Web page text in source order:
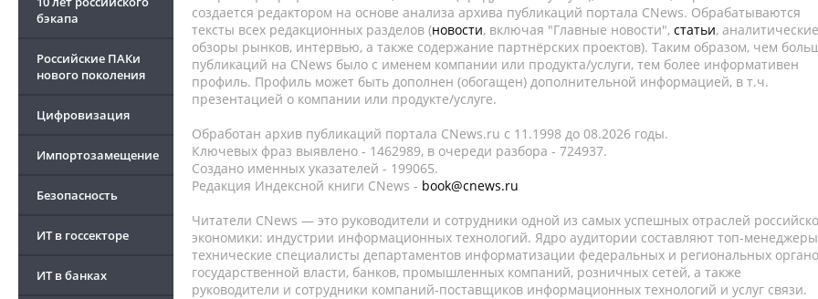
бэкапа
Российские ПАКи
нового поколения
Цифровизация
Импортозамещение
Безопасность
ИТ в госсекторе
ИТ в банках
создается редактором на основе анализа архива публикаций портала CNews. Обрабатываются
тексты всех редакционных разделов (новости, включая "Главные новости", статьи, аналитические
обзоры рынков, интервью, а также содержание партнёрских проектов). Таким образом, чем
публикаций на CNews было с именем компании или продукта/услуги, тем более информативен
профиль. Профиль может быть дополнен (обогащен) дополнительной информацией, в т.ч.
презентацией о компании или продукте/услуге.
Обработан архив публикаций портала CNews.ru c 11.1998 до 08.2026 годы.
Ключевых фраз выявлено - 1462989, в очереди разбора - 724937.
Создано именных указателей - 199065.
Редакция Индексной книги CNews - book@cnews.ru
Читатели CNews — это руководители и сотрудники одной из самых успешных отраслей
экономики: индустрии информационных технологий. Ядро аудитории составляют топ-
технические специалисты департаментов информатизации федеральных и региональных
государственной власти, банков, промышленных компаний, розничных сетей, а также
руководители и сотрудники компаний-поставщиков информационных технологий и услуг связи.